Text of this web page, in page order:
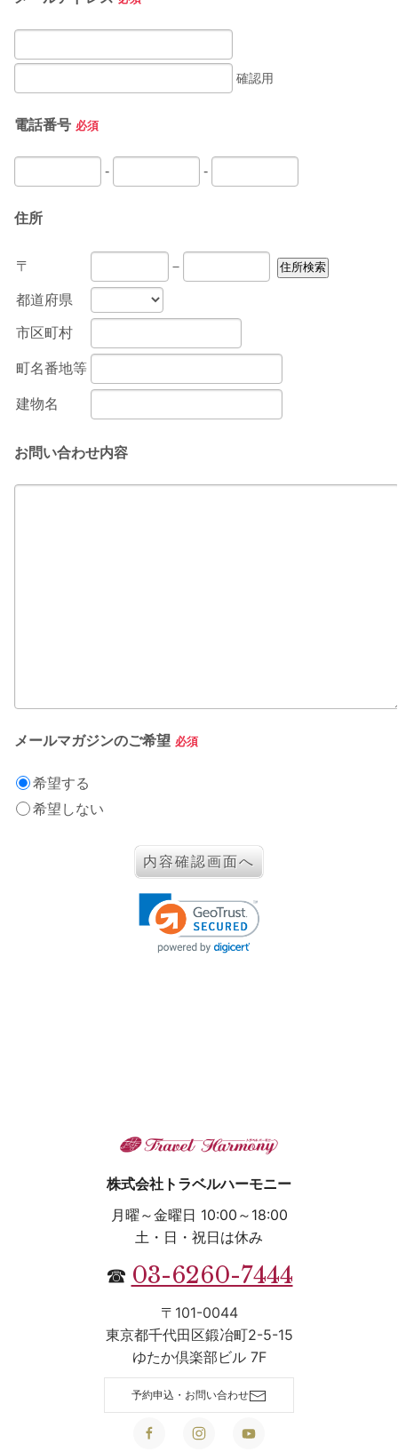
株式会社トラベルハーモニー
月曜～金曜日 10:00～18:00
土・日・祝日は休み
☎ 03-6260-7444
〒101-0044
東京都千代田区鍛冶町2-5-15
ゆたか倶楽部ビル 7F
予約申込・お問い合わせ